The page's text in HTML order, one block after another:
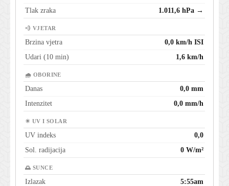
Tlak zraka
1.011,6 hPa →
💨 VJETAR
Brzina vjetra
0,0 km/h ISI
Udari (10 min)
1,6 km/h
🌧 OBORINE
Danas
0,0 mm
Intenzitet
0,0 mm/h
☀ UV I SOLAR
UV indeks
0,0
Sol. radijacija
0 W/m²
🌅 SUNCE
Izlazak
5:55am